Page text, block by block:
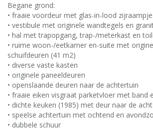
Begane grond:
• fraaie voordeur met glas-in-lood
• vestibule met originele wandtegels en
• hal met trapopgang, trap-/meterkast en
• ruime woon-/eetkamer en-suite met
schuifdeuren (41 m2)
• diverse vaste kasten
• originele paneeldeuren
• openslaande deuren naar de achtertuin
• fraaie eiken visgraat parketvloer met band
• dichte keuken (1985) met deur naar de
• speelse achtertuin met ochtend en
• dubbele schuur